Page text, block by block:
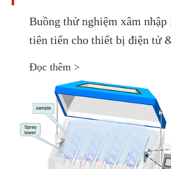
Buồng thử nghiệm xâm
tiên tiến cho thiết bị điện tử
Đọc thêm >